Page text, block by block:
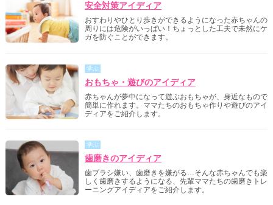
安全対策アイディア
おすわりやひとり歩きができるようになった赤ちゃんの
周りには危険がいっぱい！ちょっとした工夫で未然にケ
ガを防ぐことができます。
学ぶ
おもちゃ・遊びのアイディア
赤ちゃんが夢中になって遊ぶおもちゃが、身近なもので
簡単に作れます。ママたちのおもちゃ作りや遊びのアイ
ディアをご紹介します。
学ぶ
歯磨きのアイディア
歯ブラシ嫌い、歯磨きを嫌がる…そんな赤ちゃんでも楽
しく歯磨きするようになる、先輩ママたちの歯磨きトレ
ーニングアイディアをご紹介します。